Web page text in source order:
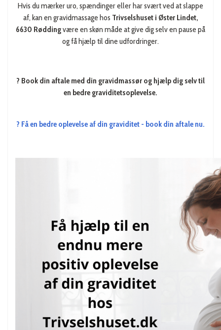
Hvis du mærker uro, spændinger eller har svært ved at slappe
af, kan en gravidmassage hos Trivselshuset i Øster Lindet,
6630 Røddingvære en skøn måde at give dig selv en pause på
og få hjælp til dine udfordringer.
? Book din aftale med din gravidmassør og hjælp dig selv til
en bedre graviditetsoplevelse.
? Få en bedre oplevelse af din graviditet - book din aftale nu.